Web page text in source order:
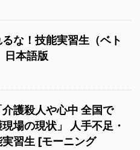
るな！技能実習生（ベト
日本語版
護殺人や心中 全国で
場の現状」 人手不足・
習生 [モーニング